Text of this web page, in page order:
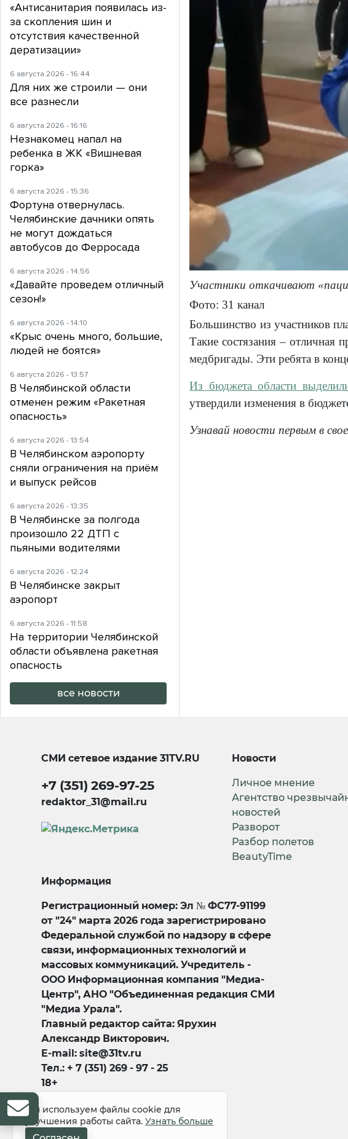
Участники откачивают
Фото: 31 канал
Большинство из участников
Такие состязания – отличная
медбригады. Эти ребята в
Из бюджета области
утвердили изменения в
Узнавай новости первым в
«Антисанитария появилась из-
за скопления шин и
отсутствия качественной
дератизации»
6 августа 2026 - 16:44
Для них же строили — они
все разнесли
6 августа 2026 - 16:16
Незнакомец напал на
ребенка в ЖК «Вишневая
горка»
6 августа 2026 - 15:36
Фортуна отвернулась.
Челябинские дачники опять
не могут дождаться
автобусов до Ферросада
6 августа 2026 - 14:56
«Давайте проведем отличный
сезон!»
6 августа 2026 - 14:10
«Крыс очень много, большие,
людей не боятся»
6 августа 2026 - 13:57
В Челябинской области
отменен режим «Ракетная
опасность»
6 августа 2026 - 13:54
В Челябинском аэропорту
сняли ограничения на приём
и выпуск рейсов
6 августа 2026 - 13:35
В Челябинске за полгода
произошло 22 ДТП с
пьяными водителями
6 августа 2026 - 12:24
В Челябинске закрыт
аэропорт
6 августа 2026 - 11:58
На территории Челябинской
области объявлена ракетная
опасность
все новости
СМИ сетевое издание31TV.RU
+7 (351) 269-97-25
redaktor_31@mail.ru
Новости
Личное мнение
Агентство
новостей
Разворот
Разбор полетов
BeautyTime
Информация
Регистрационный номер: Эл № ФС77-91199
от "24" марта 2026 года зарегистрировано
Федеральной службой по надзору в сфере
связи, информационных технологий и
массовых коммуникаций. Учредитель -
ООО Информационная компания "Медиа-
Центр", АНО "Объединенная редакция СМИ
"Медиа Урала".
Главный редактор сайта: Ярухин
Александр Викторович.
E-mail: site@31tv.ru
Тел.: + 7 (351) 269 - 97 - 25
18+
Мы используем файлы cookie для
улучшения работы сайта. Узнать больше